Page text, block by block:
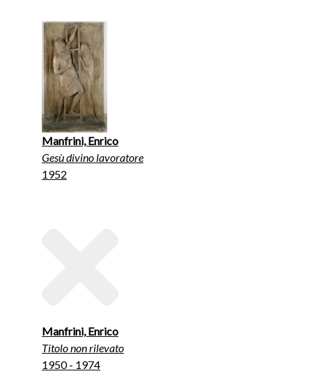
Manfrini, Enrico
Gesù divino lavoratore
1952
Manfrini, Enrico
Titolo non rilevato
1950 - 1974